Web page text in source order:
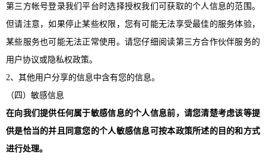
第三方帐号登录我们平台时选择授权我们可获取的个人信息的范围。
但请注意，如果停止某些权限，您有可能无法享受最佳的服务体验，
某些服务也可能无法正常使用。请您仔细阅读第三方合作伙伴服务的
用户协议或隐私权政策。
2、其他用户分享的信息中含有您的信息。
（四）敏感信息
在向我们提供任何属于敏感信息的个人信息前，请您清楚考虑该等提
供是恰当的并且同意您的个人敏感信息可按本政策所述的目的和方式
进行处理。